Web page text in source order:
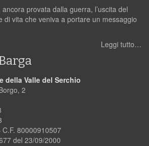
provata dalla guerra, l’uscita del
di vita che veniva a portare un messaggio
Leggi tutto…
della Valle del Serchio
2
80000910507
del 23/09/2000